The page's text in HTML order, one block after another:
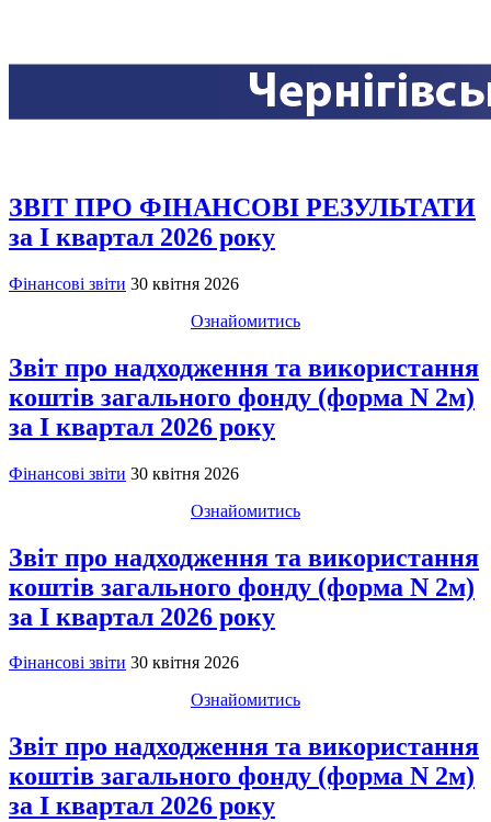
ЗВІТ ПРО ФІНАНСОВІ РЕЗУЛЬТАТИ
за I квартал 2026 року
Фінансові звіти 30 квітня 2026
Ознайомитись
Звіт про надходження та використання
коштів загального фонду (форма N 2м)
за I квартал 2026 року
Фінансові звіти 30 квітня 2026
Ознайомитись
Звіт про надходження та використання
коштів загального фонду (форма N 2м)
за I квартал 2026 року
Фінансові звіти 30 квітня 2026
Ознайомитись
Звіт про надходження та використання
коштів загального фонду (форма N 2м)
за I квартал 2026 року